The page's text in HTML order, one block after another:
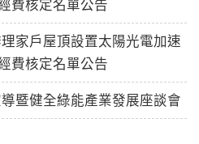
費核定名單公告
理家戶屋頂設置太陽光電加速
費核定名單公告
暨健全綠能產業發展座談會